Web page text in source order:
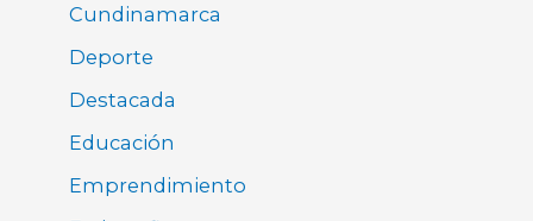
Cundinamarca
Deporte
Destacada
Educación
Emprendimiento